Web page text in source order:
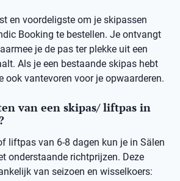
en voordeligste om je skipassen
Booking te bestellen. Je ontvangt
je de pas ter plekke uit een
Als je een bestaande skipas hebt
ook vantevoren voor je opwaarderen.
van een skipas/ liftpas in
liftpas van 6-8 dagen kun je in Sälen
onderstaande richtprijzen. Deze
van seizoen en wisselkoers: